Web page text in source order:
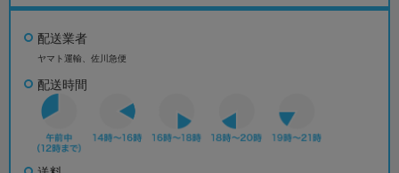
配送業者
ヤマト運輸、佐川急便
配送時間